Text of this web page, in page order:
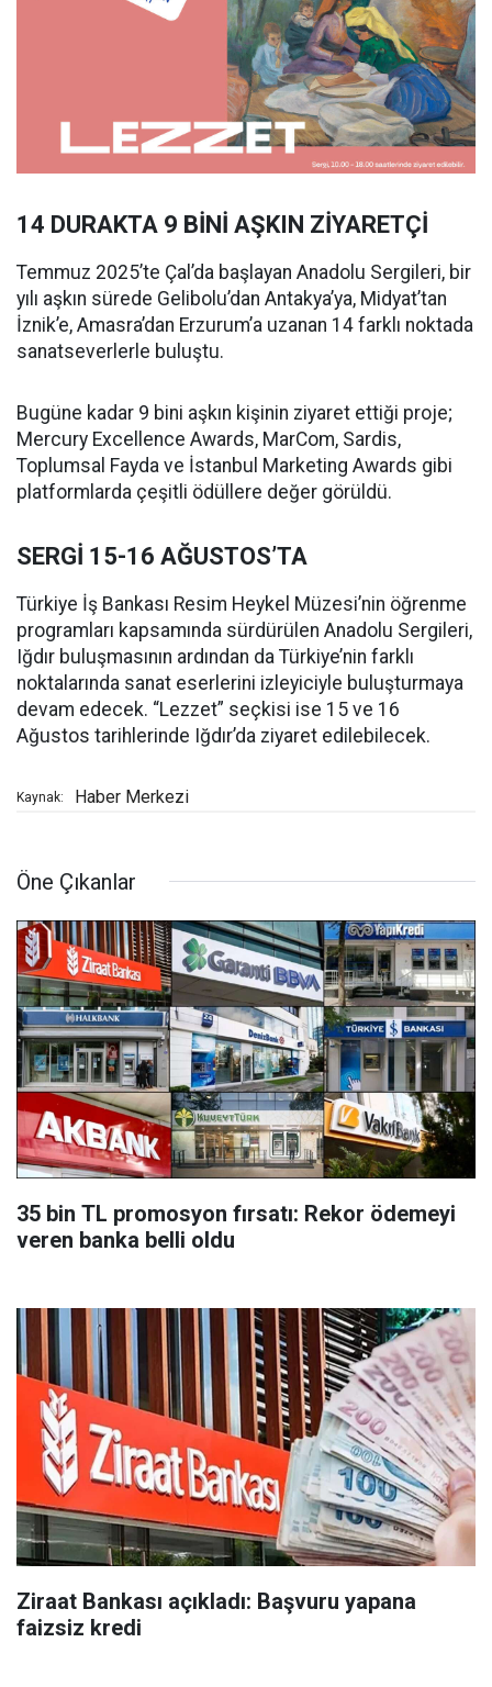
14 DURAKTA 9 BİNİ AŞKIN ZİYARETÇİ
Temmuz 2025’te Çal’da başlayan Anadolu Sergileri, bir
yılı aşkın sürede Gelibolu’dan Antakya’ya, Midyat’tan
İznik’e, Amasra’dan Erzurum’a uzanan 14 farklı noktada
sanatseverlerle buluştu.
Bugüne kadar 9 bini aşkın kişinin ziyaret ettiği proje;
Mercury Excellence Awards, MarCom, Sardis,
Toplumsal Fayda ve İstanbul Marketing Awards gibi
platformlarda çeşitli ödüllere değer görüldü.
SERGİ 15-16 AĞUSTOS’TA
Türkiye İş Bankası Resim Heykel Müzesi’nin öğrenme
programları kapsamında sürdürülen Anadolu Sergileri,
Iğdır buluşmasının ardından da Türkiye’nin farklı
noktalarında sanat eserlerini izleyiciyle buluşturmaya
devam edecek. “Lezzet” seçkisi ise 15 ve 16
Ağustos tarihlerinde Iğdır’da ziyaret edilebilecek.
Kaynak: Haber Merkezi
Öne Çıkanlar
35 bin TL promosyon fırsatı: Rekor ödemeyi
veren banka belli oldu
Ziraat Bankası açıkladı: Başvuru yapana
faizsiz kredi